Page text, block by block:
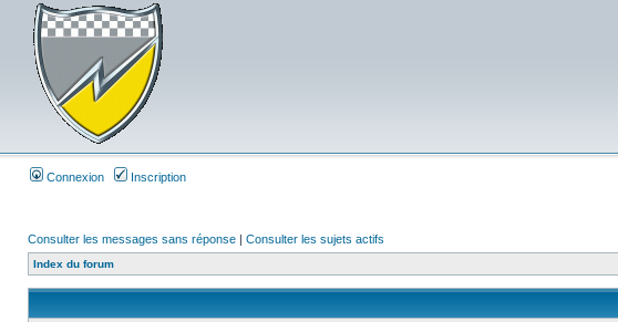
Connexion Inscription
Consulter les messages sans réponse | Consulter les sujets actifs
Index du forum